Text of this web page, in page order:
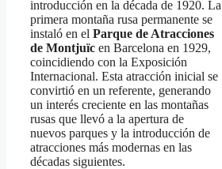
introducción en la década de 1920. La
primera montaña rusa permanente se
instaló en el Parque de Atracciones
de Montjuïc en Barcelona en 1929,
coincidiendo con la Exposición
Internacional. Esta atracción inicial se
convirtió en un referente, generando
un interés creciente en las montañas
rusas que llevó a la apertura de
nuevos parques y la introducción de
atracciones más modernas en las
décadas siguientes.